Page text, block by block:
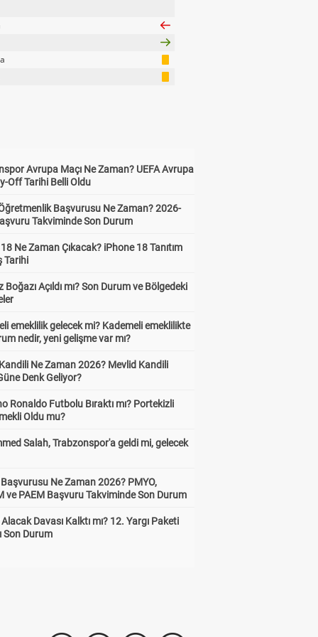
Avrupa Maçı Ne Zaman? UEFA Avrupa
Off Tarihi Belli Oldu
Başvurusu Ne Zaman? 2026-
Takviminde Son Durum
Ne Zaman Çıkacak? iPhone 18 Tanıtım
Tarihi
Boğazı Açıldı mı? Son Durum ve Bölgedeki
emeklilik gelecek mi? Kademeli emeklilikte
nedir, yeni gelişme var mı?
Ne Zaman 2026? Mevlid Kandili
Denk Geliyor?
Ronaldo Futbolu Bıraktı mı? Portekizli
Oldu mu?
Salah, Trabzonspor'a geldi mi, gelecek
Ne Zaman 2026? PMYO,
ve PAEM Başvuru Takviminde Son Durum
Davası Kalktı mı? 12. Yargı Paketi
Son Durum